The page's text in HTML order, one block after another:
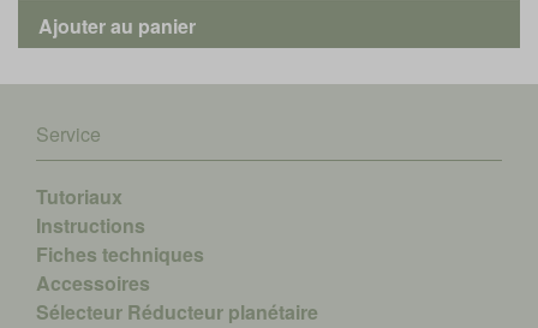
Service
Tutoriaux
Instructions
Fiches techniques
Accessoires
Sélecteur Réducteur planétaire